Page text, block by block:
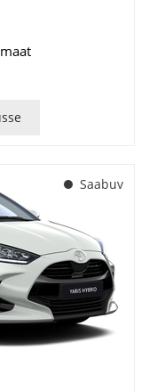
Saabuv